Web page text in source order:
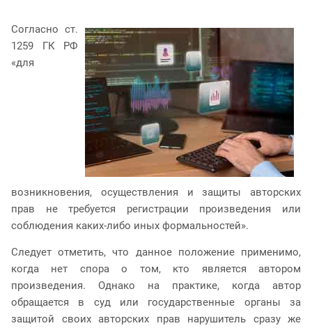
Согласно ст.
1259 ГК РФ
«для
возникновения, осуществления и защиты авторских
прав не требуется регистрации произведения или
соблюдения каких-либо иных формальностей».
Следует отметить, что данное положение применимо,
когда нет спора о том, кто является автором
произведения. Однако на практике, когда автор
обращается в суд или государственные органы за
защитой своих авторских прав нарушитель сразу же